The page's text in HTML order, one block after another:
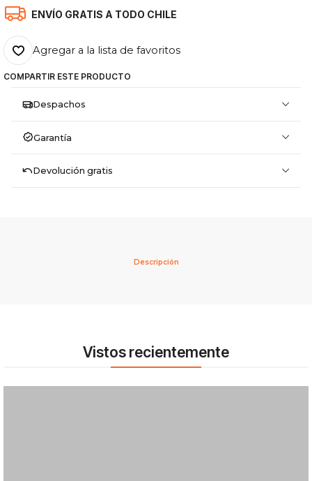
ENVÍO GRATIS A TODO CHILE
Agregar a la lista de favoritos
COMPARTIR ESTE PRODUCTO
Despachos
Garantía
Devolución gratis
Descripción
Vistos recientemente